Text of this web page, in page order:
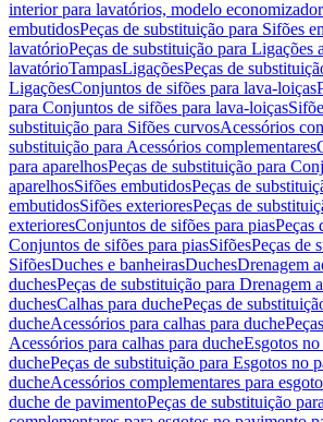
interior para lavatórios, modelo
embutidosPeças de substituição para Sifões
lavatórioPeças de substituição para Ligações
lavatórioTampasLigaçõesPeças de
LigaçõesConjuntos de sifões para lava-loiças
para Conjuntos de sifões para lava-loiças
substituição para Sifões curvosAcessórios
substituição para Acessórios complementares
para aparelhosPeças de substituição para
aparelhosSifões embutidosPeças de
embutidosSifões exterioresPeças de
exterioresConjuntos de sifões para piasPeças
Conjuntos de sifões para piasSifõesPeças de
SifõesDuches e banheirasDuchesDrenagem
duchesPeças de substituição para Drenagem
duchesCalhas para duchePeças de
ducheAcessórios para calhas para duche
Acessórios para calhas para ducheEsgotos
duchePeças de substituição para Esgotos no
ducheAcessórios complementares para
duche de pavimentoPeças de substituição